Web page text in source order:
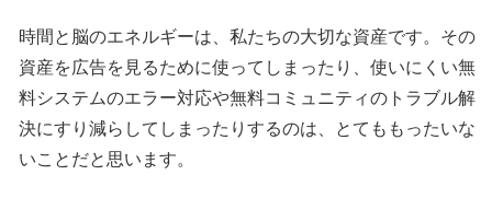
時間と脳のエネルギーは、私たちの大切な資産です。その
資産を広告を見るために使ってしまったり、使いにくい無
料システムのエラー対応や無料コミュニティのトラブル解
決にすり減らしてしまったりするのは、とてももったいな
いことだと思います。